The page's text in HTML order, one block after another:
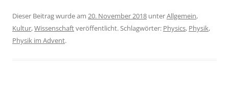
Dieser Beitrag wurde am 20. November 2018 unterAllgemein,
Kultur,Wissenschaftveröffentlicht. Schlagwörter: Physics, Physik,
Physik im Advent.